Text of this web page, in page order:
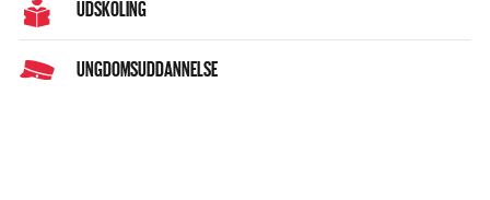
UDSKOLING
UNGDOMSUDDANNELSE